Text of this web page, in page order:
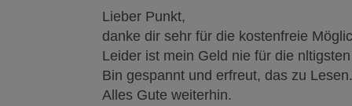
Lieber Punkt,
danke dir sehr für die kostenfreie
Leider ist mein Geld nie für die
Bin gespannt und erfreut, das zu Lesen.
Alles Gute weiterhin.